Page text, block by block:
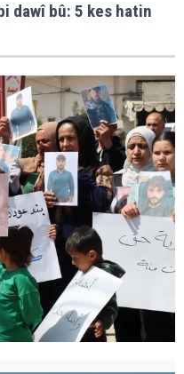
dawî bû: 5 kes hatin